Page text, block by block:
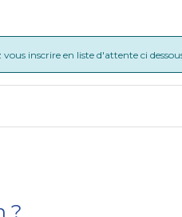
inscrire en liste d'attente ci
?